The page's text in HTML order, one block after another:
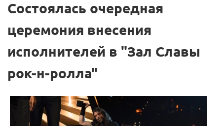
Cостоялась очередная
церемония внесения
исполнителей в "Зал Славы
рок-н-ролла"